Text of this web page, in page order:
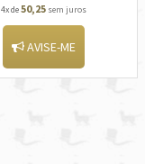
4x de50,25 sem juros
AVISE-ME